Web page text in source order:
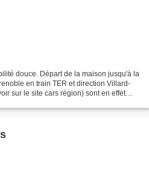
douce. Départ de la maison jusqu'à la
en train TER et direction Villard-
sur le site cars région) sont en effet